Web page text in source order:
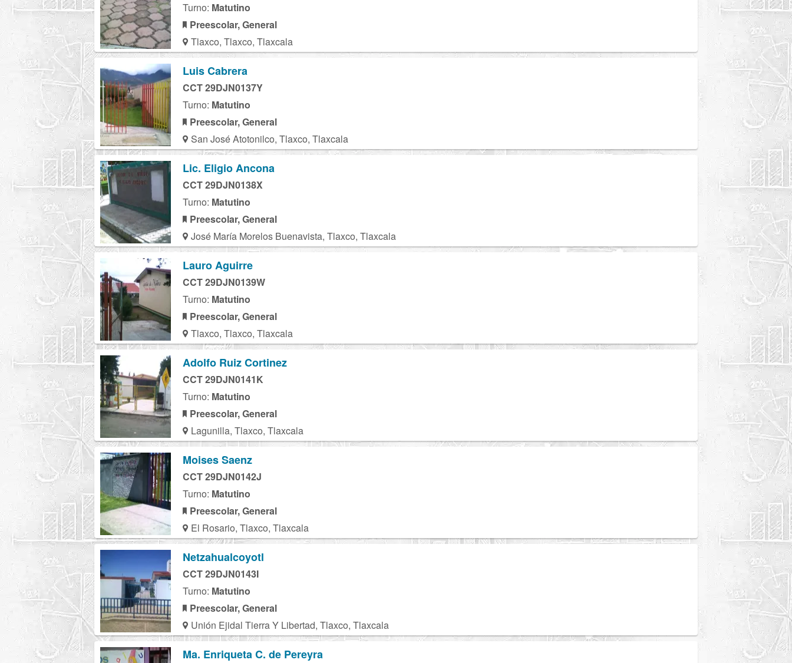
Turno: Matutino
Preescolar, General
Tlaxco, Tlaxco, Tlaxcala
Luis Cabrera
CCT 29DJN0137Y
Turno: Matutino
Preescolar, General
San José Atotonilco, Tlaxco, Tlaxcala
Lic. Eligio Ancona
CCT 29DJN0138X
Turno: Matutino
Preescolar, General
José María Morelos Buenavista, Tlaxco, Tlaxcala
Lauro Aguirre
CCT 29DJN0139W
Turno: Matutino
Preescolar, General
Tlaxco, Tlaxco, Tlaxcala
Adolfo Ruiz Cortinez
CCT 29DJN0141K
Turno: Matutino
Preescolar, General
Lagunilla, Tlaxco, Tlaxcala
Moises Saenz
CCT 29DJN0142J
Turno: Matutino
Preescolar, General
El Rosario, Tlaxco, Tlaxcala
Netzahualcoyotl
CCT 29DJN0143I
Turno: Matutino
Preescolar, General
Unión Ejidal Tierra Y Libertad, Tlaxco, Tlaxcala
Ma. Enriqueta C. de Pereyra